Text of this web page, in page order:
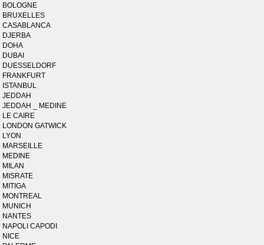
BOLOGNE
BRUXELLES
CASABLANCA
DJERBA
DOHA
DUBAI
DUESSELDORF
FRANKFURT
ISTANBUL
JEDDAH
JEDDAH _ MEDINE
LE CAIRE
LONDON GATWICK
LYON
MARSEILLE
MEDINE
MILAN
MISRATE
MITIGA
MONTREAL
MUNICH
NANTES
NAPOLI CAPODI
NICE